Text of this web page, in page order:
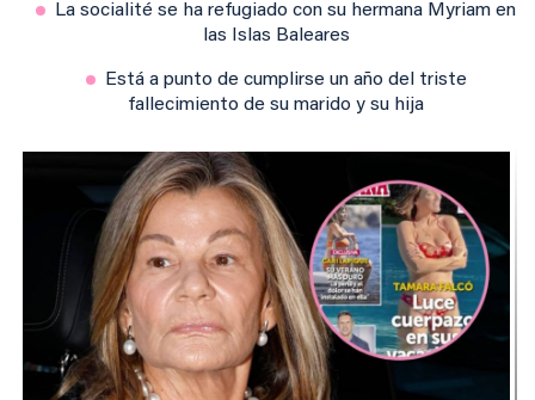
La socialité se ha refugiado con su hermana Myriam en
las Islas Baleares
Está a punto de cumplirse un año del triste
fallecimiento de su marido y su hija